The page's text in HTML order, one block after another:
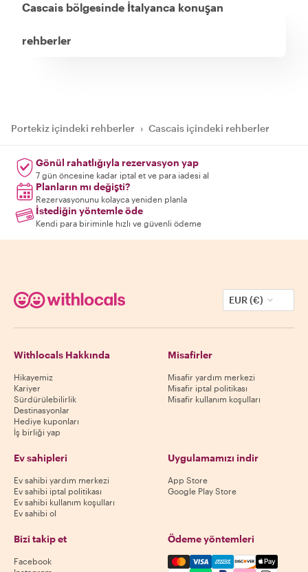
Cascais bölgesinde İtalyanca konuşan
rehberler
Portekiz içindeki rehberler › Cascais içindeki rehberler
Gönül rahatlığıyla rezervasyon yap
7 gün öncesine kadar iptal et ve para iadesi al
Planların mı değişti?
Rezervasyonunu kolayca yeniden planla
İstediğin yöntemle öde
Kendi para biriminle hızlı ve güvenli ödeme
EUR (€)
Withlocals Hakkında
Hikayemiz
Kariyer
Sürdürülebilirlik
Destinasyonlar
Hediye kuponları
İş birliği yap
Misafirler
Misafir yardım merkezi
Misafir iptal politikası
Misafir kullanım koşulları
Ev sahipleri
Ev sahibi yardım merkezi
Ev sahibi iptal politikası
Ev sahibi kullanım koşulları
Ev sahibi ol
Uygulamamızı indir
App Store
Google Play Store
Bizi takip et
Facebook
Ödeme yöntemleri
Mastercard, Visa, Amex,